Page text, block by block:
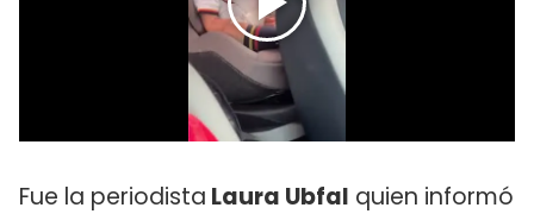
Fue la periodista Laura Ubfal quien informó